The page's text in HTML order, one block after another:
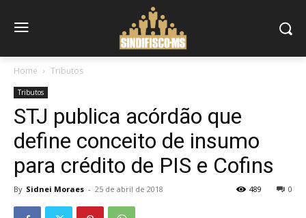
Home Tributos
Tributos
STJ publica acórdão que
define conceito de insumo
para crédito de PIS e Cofins
By Sidnei Moraes - 25 de abril de 2018 0
489